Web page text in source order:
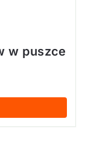
w puszce